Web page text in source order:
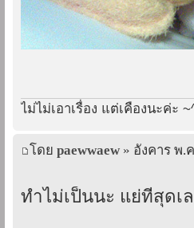
ไม่ไม่เอาเรื่อง แต่เคืองนะค่ะ
โดย paewwaew » อังคาร พ.
ทำไม่เป็นนะ แย่ที่สุดเ